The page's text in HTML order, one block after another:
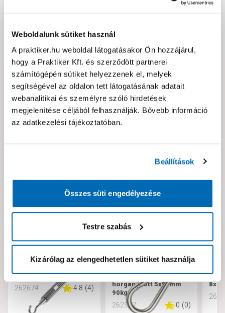
Weboldalunk sütiket használ
A praktiker.hu weboldal látogatásakor Ön hozzájárul,
hogy a Praktiker Kft. és szerződött partnerei
számítógépén sütiket helyezzenek el, melyek
segítségével az oldalon tett látogatásának adatait
webanalitikai és személyre szóló hirdetések
megjelenítése céljából felhasználják. Bővebb információ
az adatkezelési tájékoztatóban.
Beállítások
Összes süti engedélyezése
Testre szabás
Kizárólag az elengedhetetlen sütiket használja
Hibát találtál az oldalon vagy a termék leírásában?
Kérjük jelezd nekünk!
6/67 horganyzott
262674 4.8 (4)
tűzoltókarabíner
horganyzott 5x50mm
90kg
262587 0 (0)
8x